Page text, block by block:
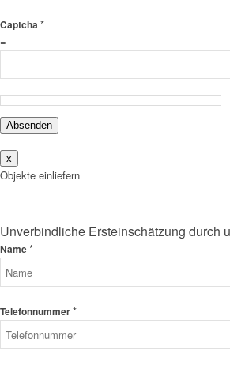
Captcha *
=
Absenden
x
Objekte einliefern
Unverbindliche Ersteinschätzung durch
Name*
Telefonnummer*